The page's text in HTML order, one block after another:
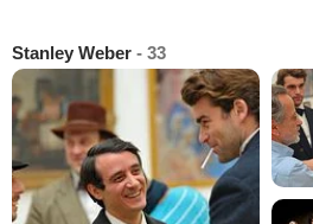
Stanley Weber - 33